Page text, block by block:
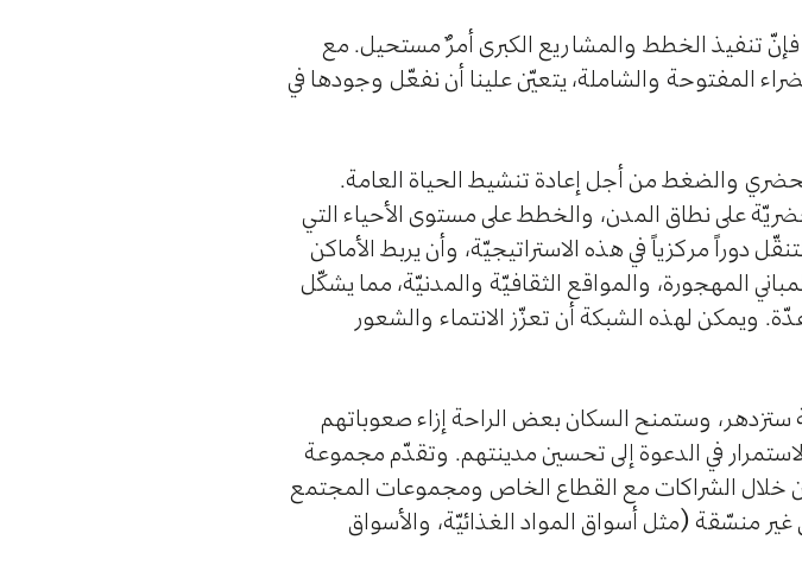
فإنّ تنفيذ الخطط والمشاريع الكبرى أمرٌ مستحيل. مع
المفتوحة والشاملة، يتعيّن علينا أن نفعّل وجودها في
والضغط من أجل إعادة تنشيط الحياة العامة.
على نطاق المدن، والخطط على مستوى الأحياء التي
دوراً مركزياً في هذه الاستراتيجيّة، وأن يربط الأماكن
المهجورة، والمواقع الثقافيّة والمدنيّة، مما يشكّل
ويمكن لهذه الشبكة أن تعزّز الانتماء والشعور
ستزدهر، وستمنح السكان بعض الراحة إزاء صعوباتهم
في الدعوة إلى تحسين مدينتهم. وتقدّم مجموعة
من خلال الشراكات مع القطاع الخاص ومجموعات المجتمع
غير منسّقة (مثل أسواق المواد الغذائيّة، والأسواق